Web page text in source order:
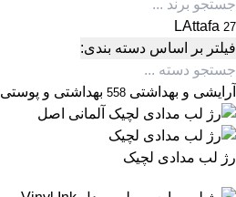
LAttafa 27
فیلتر بر اساس دسته بندی:
آرایشی و بهداشتی 558 بهداشتی و پوستی
رژ لب مدادی لچیک